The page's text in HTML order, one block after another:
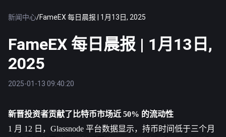
新闻中心/FameEX 每日晨报 | 1月13日, 2025
FameEX 每日晨报 | 1月13日,
2025
2025-01-13 09:40:20
新晋投资者贡献了 比特币市场近 50% 的流动性
1 月 12 日，Glassnode 平台数据显示，持币时间低于三个月